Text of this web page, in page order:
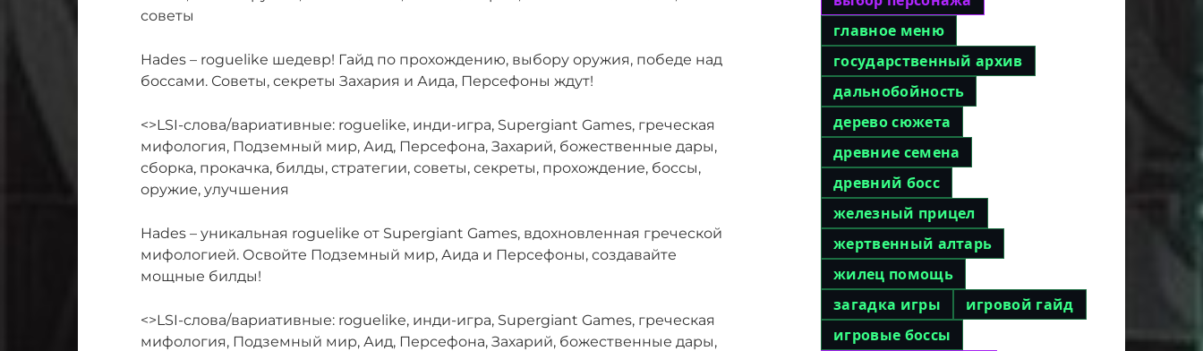
советы
Hades – roguelike шедевр! Гайд по прохождению, выбору оружия, победе над
боссами. Советы, секреты Захария и Аида, Персефоны ждут!
<>LSI-слова/вариативные: roguelike, инди-игра, Supergiant Games, греческая
мифология, Подземный мир, Аид, Персефона, Захарий, божественные дары,
сборка, прокачка, билды, стратегии, советы, секреты, прохождение, боссы,
оружие, улучшения
Hades – уникальная roguelike от Supergiant Games, вдохновленная греческой
мифологией. Освойте Подземный мир, Аида и Персефоны, создавайте
мощные билды!
<>LSI-слова/вариативные: roguelike, инди-игра, Supergiant Games, греческая
мифология, Подземный мир, Аид, Персефона, Захарий, божественные дары,
главное меню
государственный архив
дальнобойность
дерево сюжета
древние семена
древний босс
железный прицел
жертвенный алтарь
жилец помощь
загадка игры
игровой гайд
игровые боссы